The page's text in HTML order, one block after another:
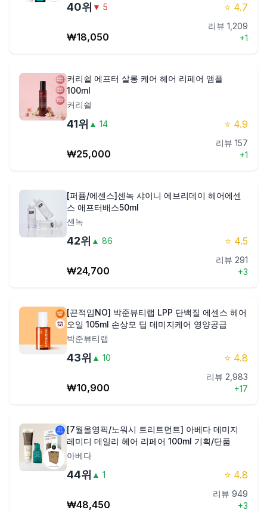
40위 ▼ 5 ⭐ 4.7
₩18,050
리뷰 1,209
+1
커리쉴 에프터 살롱 케어 헤어 리페어 앰플
100ml
커리쉴
41위 ▲ 14 ⭐ 4.9
₩25,000
리뷰 157
+1
[퍼퓸/에센스]센녹 샤이니 에브리데이 헤어에센
스 애프터배스50ml
센녹
42위 ▲ 86 ⭐ 4.5
₩24,700
리뷰 291
+3
[끈적임NO] 박준뷰티랩 LPP 단백질 에센스 헤어
오일 105ml 손상모 딥 데미지케어 영양공급
박준뷰티랩
43위 ▲ 10 ⭐ 4.8
₩10,900
리뷰 2,983
+17
[7월올영픽/노워시 트리트먼트] 아베다 데미지
레미디 데일리 헤어 리페어 100ml 기획/단품
아베다
44위 ▲ 1 ⭐ 4.8
₩48,450
리뷰 949
+3